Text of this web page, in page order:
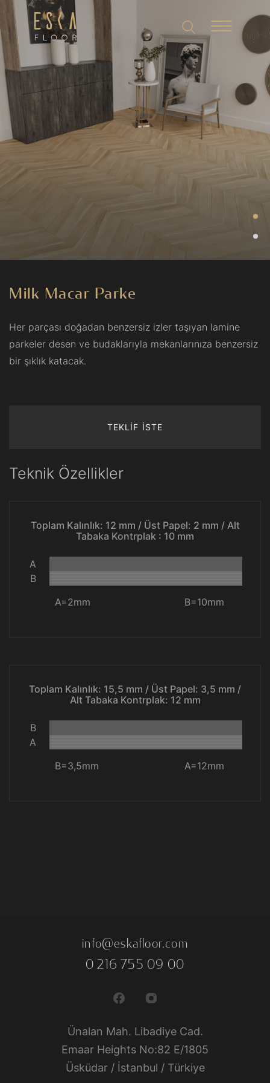
Milk Macar Parke
Her parçası doğadan benzersiz izler taşıyan lamine
parkeler desen ve budaklarıyla mekanlarınıza benzersiz
bir şıklık katacak.
TEKLİF İSTE
Teknik Özellikler
Toplam Kalınlık: 12 mm / Üst Papel: 2 mm / Alt
Tabaka Kontrplak : 10 mm
A
B
A=2mm
B=10mm
Toplam Kalınlık: 15,5 mm / Üst Papel: 3,5 mm /
Alt Tabaka Kontrplak: 12 mm
B
A
B=3,5mm
A=12mm
info@eskafloor.com
0 216 755 09 00
Ünalan Mah. Libadiye Cad.
Emaar Heights No:82 E/1805
Üsküdar / İstanbul / Türkiye